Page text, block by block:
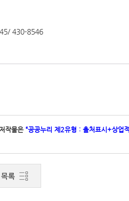
430-8546
작물은 “공공누리 제2유형 : 출처표시+상업